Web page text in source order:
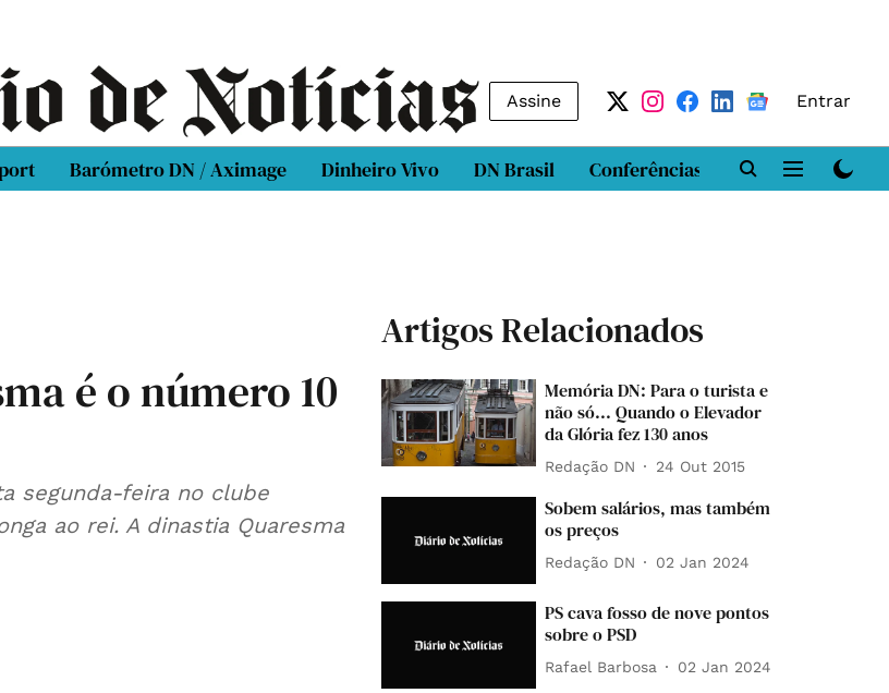
Assine Entrar
Barómetro DN / Aximage Dinheiro Vivo DN Brasil Conferências DN LAB
é o número 10
segunda-feira no clube
ao rei. A dinastia Quaresma
Artigos Relacionados
Memória DN: Para o turista e
não só... Quando o Elevador
da Glória fez 130 anos
Redação DN 24 Out 2015
Sobem salários, mas também
os preços
Redação DN 02 Jan 2024
PS cava fosso de nove pontos
sobre o PSD
Rafael Barbosa 02 Jan 2024